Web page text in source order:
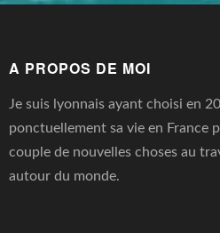
A PROPOS DE MOI
Je suis lyonnais ayant choisi en
ponctuellement sa vie en France
couple de nouvelles choses au
autour du monde.